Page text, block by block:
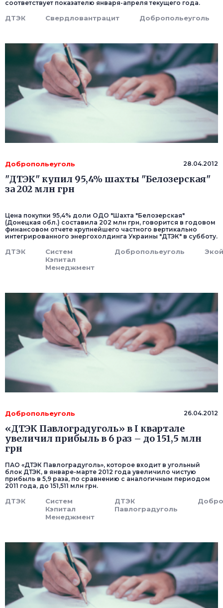
соответствует показателю января-апреля текущего года.
ДТЭК Свердловантрацит Добропольеуголь
Добропольеуголь 28.04.2012
"ДТЭК" купил 95,4% шахты "Белозерская"
за 202 млн грн
Цена покупки 95,4% доли ОДО "Шахта "Белозерская"
(Донецкая обл.) составила 202 млн грн, говорится в годовом
финансовом отчете крупнейшего частного вертикально
интегрированного энергохолдинга Украины "ДТЭК" в субботу.
ДТЭК
Систем
Кэпитал
Менеджмент
Добропольеуголь
Добропольеуголь 26.04.2012
«ДТЭК Павлоградуголь» в І квартале
увеличил прибыль в 6 раз – до 151,5 млн
грн
ПАО «ДТЭК Павлоградуголь», которое входит в угольный
блок ДТЭК, в январе-марте 2012 года увеличило чистую
прибыль в 5,9 раза, по сравнению с аналогичным периодом
2011 года, до 151,511 млн грн.
ДТЭК
Систем
Кэпитал
Менеджмент
ДТЭК
Павлоградуголь